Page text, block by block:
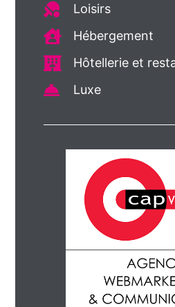
Loisirs
Hébergement
Hôtellerie et
Luxe